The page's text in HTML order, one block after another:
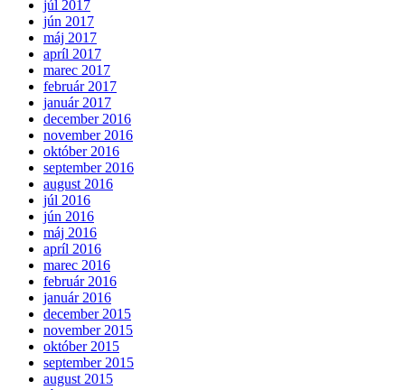
júl 2017
jún 2017
máj 2017
apríl 2017
marec 2017
február 2017
január 2017
december 2016
november 2016
október 2016
september 2016
august 2016
júl 2016
jún 2016
máj 2016
apríl 2016
marec 2016
február 2016
január 2016
december 2015
november 2015
október 2015
september 2015
august 2015